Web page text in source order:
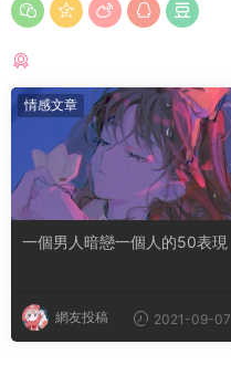
情感文章
一個男人暗戀一個人的50表現
網友投稿 2021-09-07